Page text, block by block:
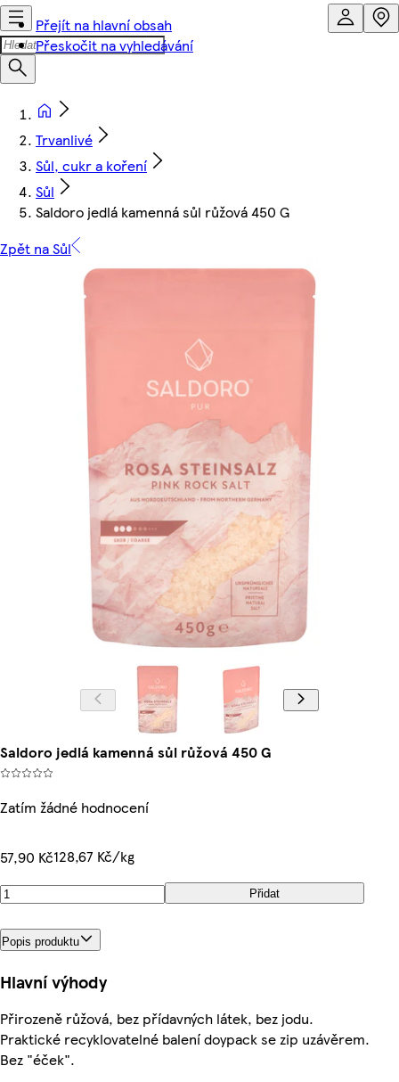
Přejít na hlavní obsah
Přeskočit na vyhledávání
Trvanlivé
Sůl, cukr a koření
Sůl
Saldoro jedlá kamenná sůl růžová 450 G
Zpět na Sůl
Saldoro jedlá kamenná sůl růžová 450 G
Zatím žádné hodnocení
57,90 Kč128,67 Kč/kg
Přidat
Popis produktu
Hlavní výhody
Přirozeně růžová, bez přídavných látek, bez jodu.
Praktické recyklovatelné balení doypack se zip uzávěrem.
Bez "éček".